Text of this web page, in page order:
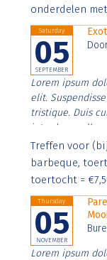
onderdelen
Saturday
05
SEPTEMBER
Lorem ipsum
elit.
tristique. Duis
interdum nulla,
Aenean
imperdiet. Nunc
Treffen voor
barbeque,
toertocht =
Thursday
05
NOVEMBER
Lorem ipsum